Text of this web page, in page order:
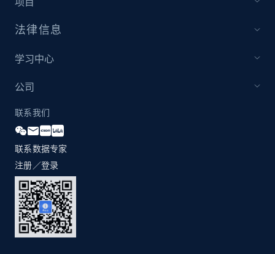
法律信息
学习中心
公司
联系我们
联系数据专家
注册／登录